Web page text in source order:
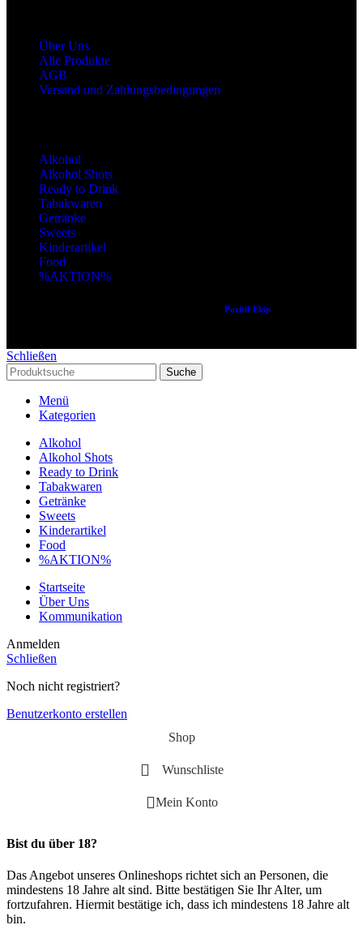
Über Uns
Alle Produkte
AGB
Versand und Zahlungsbedingungen
Alkohol
Alkohol Shots
Ready to Drink
Tabakwaren
Getränke
Sweets
Kinderartikel
Food
%AKTION%
Pozitif Ekip
Schließen
Suche
Menü
Kategorien
Alkohol
Alkohol Shots
Ready to Drink
Tabakwaren
Getränke
Sweets
Kinderartikel
Food
%AKTION%
Startseite
Über Uns
Kommunikation
Anmelden
Schließen
Noch nicht registriert?
Benutzerkonto erstellen
Shop
Wunschliste
Mein Konto
Bist du über 18?
Das Angebot unseres Onlineshops richtet sich an Personen, die
mindestens 18 Jahre alt sind. Bitte bestätigen Sie Ihr Alter, um
fortzufahren. Hiermit bestätige ich, dass ich mindestens 18 Jahre alt
bin.